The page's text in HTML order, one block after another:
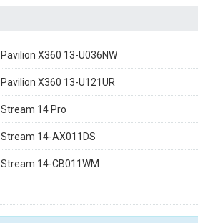
Pavilion X360 13-U036NW
Pavilion X360 13-U121UR
Stream 14 Pro
Stream 14-AX011DS
Stream 14-CB011WM